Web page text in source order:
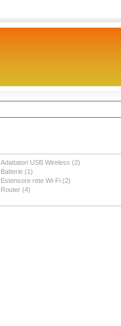
Adattatori USB Wireless (2)
Batterie (1)
Estensore rete Wi-Fi (2)
Router (4)